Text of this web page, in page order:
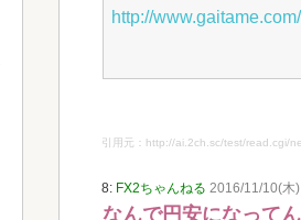
http://
引用元：http://ai.2ch.sc/test/read.cgi/
8: FX2ちゃんねる 2016/11/10(木
なんで円安になってん